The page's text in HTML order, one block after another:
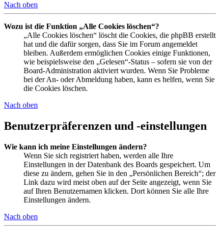
Nach oben
Wozu ist die Funktion „Alle Cookies löschen“?
„Alle Cookies löschen“ löscht die Cookies, die phpBB erstellt
hat und die dafür sorgen, dass Sie im Forum angemeldet
bleiben. Außerdem ermöglichen Cookies einige Funktionen,
wie beispielsweise den „Gelesen“-Status – sofern sie von der
Board-Administration aktiviert wurden. Wenn Sie Probleme
bei der An- oder Abmeldung haben, kann es helfen, wenn Sie
die Cookies löschen.
Nach oben
Benutzerpräferenzen und -einstellungen
Wie kann ich meine Einstellungen ändern?
Wenn Sie sich registriert haben, werden alle Ihre
Einstellungen in der Datenbank des Boards gespeichert. Um
diese zu ändern, gehen Sie in den „Persönlichen Bereich“; der
Link dazu wird meist oben auf der Seite angezeigt, wenn Sie
auf Ihren Benutzernamen klicken. Dort können Sie alle Ihre
Einstellungen ändern.
Nach oben